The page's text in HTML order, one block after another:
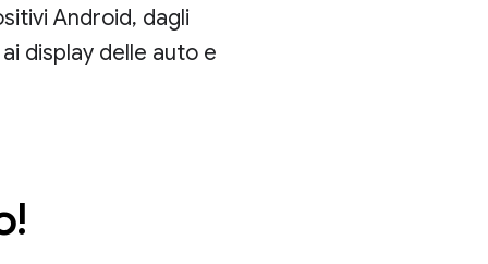
Android, dagli
display delle auto e